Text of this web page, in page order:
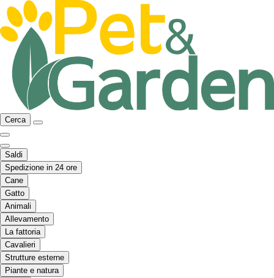
Cerca
Saldi
Spedizione in 24 ore
Cane
Gatto
Animali
Allevamento
La fattoria
Cavalieri
Strutture esterne
Piante e natura